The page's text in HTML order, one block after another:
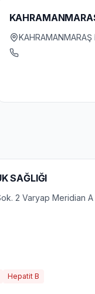
SAĞLIĞI
2 Varyap Meridian A
Hepatit B